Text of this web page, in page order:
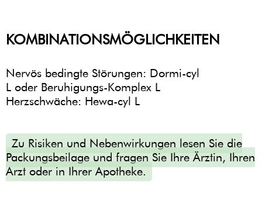
KOMBINATIONSMÖGLICHKEITEN
Nervös bedingte Störungen: Dormi-cyl
L oder Beruhigungs-Komplex L
Herzschwäche: Hewa-cyl L
Zu Risiken und Nebenwirkungen lesen Sie die
Packungsbeilage und fragen Sie Ihre Ärztin, Ihren
Arzt oder in Ihrer Apotheke.